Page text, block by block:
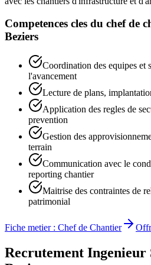
Competences cles du chef de
Beziers
Coordination des equipes et
l'avancement
Lecture de plans,
Application des regles de
prevention
Gestion des
terrain
Communication avec le
reporting chantier
Maitrise des contraintes de
patrimonial
Fiche metier : Chef de Chantier
Recrutement Ingenieur